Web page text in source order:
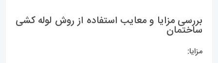
بررسی مزایا و معایب استفاده از روش لوله کشی
ساختمان
مزایا: